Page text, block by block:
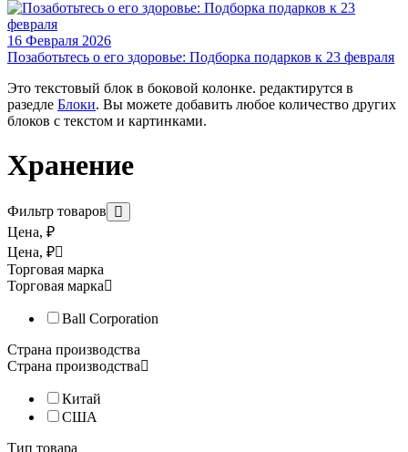
Винтажная баночка для коктейлей Ball Mason jar, 355 мл
Знаменитые Mason jar винтажные баночки для коктейлей,
Винтажная баночка для коктейлей Ball Mason jars, 475 мл
Знаменитые Mason jar – винтажные баночки для подачи
Стандартный диаметр горла (70 мм) позволяет
16 Февраля 2026
Позаботьтесь о его здоровье: Подборка подарков к 23 февраля
Это текстовый блок в боковой колонке. редактирутся в
разедле Блоки. Вы можете добавить любое количество других
блоков с текстом и картинками.
Хранение
Фильтр товаров
Цена, ₽
Цена, ₽
Торговая марка
Торговая марка
Ball Corporation
Страна производства
Страна производства
Китай
США
Тип товара